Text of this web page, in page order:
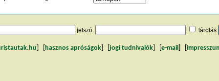
jelszó: tárolás
hasznos apróságok jogi tudnivalók e-mail